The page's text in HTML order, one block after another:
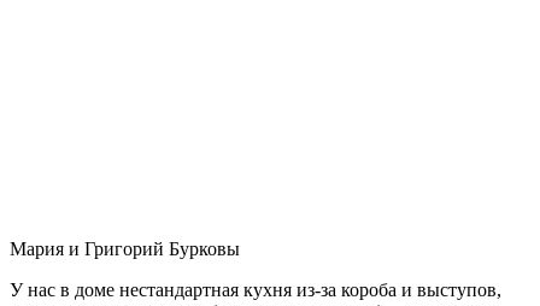
Мария и Григорий Бурковы
У нас в доме нестандартная кухня из-за короба и выступов,